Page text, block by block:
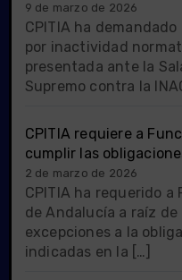
9 de marzo de 2026
CPITIA ha
por inactividad
presentada ante la
Supremo contra la
CPITIA requiere a
cumplir las
2 de marzo de 2026
CPITIA ha requerido
de Andalucía a raíz
excepciones a la
indicadas en la […]